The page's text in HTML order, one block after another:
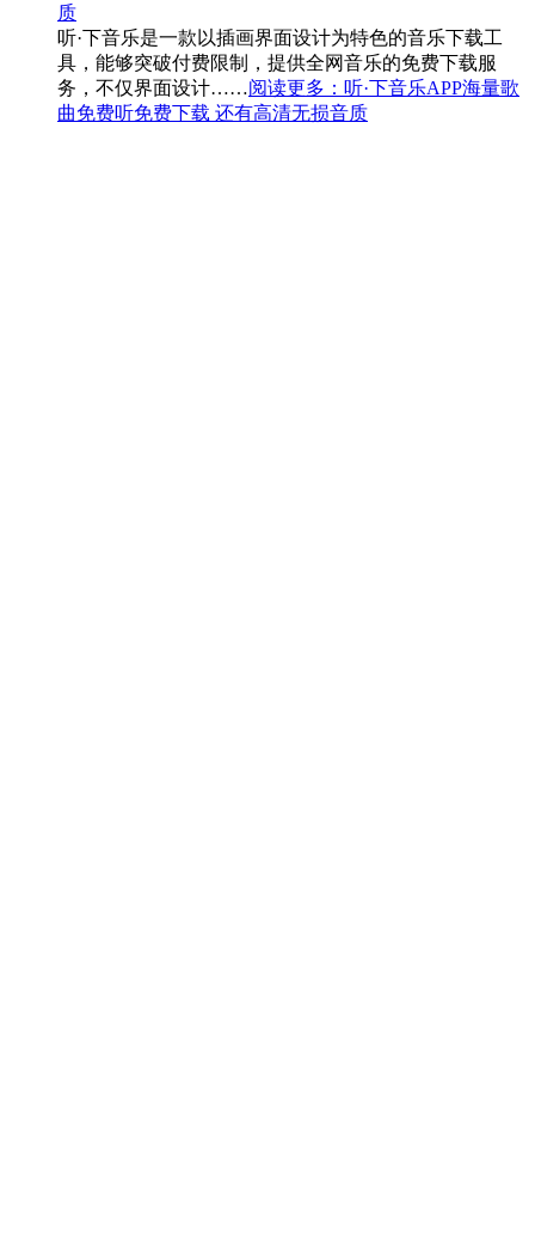
质
听·下音乐是一款以插画界面设计为特色的音乐下载工
具，能够突破付费限制，提供全网音乐的免费下载服
务，不仅界面设计……阅读更多 ：听·下音乐APP海量歌
曲免费听免费下载 还有高清无损音质